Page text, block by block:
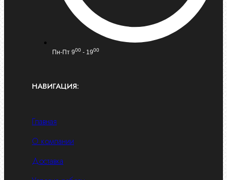
Пн-Пт 900 - 1900
НАВИГАЦИЯ:
Главная
О компании
Доставка